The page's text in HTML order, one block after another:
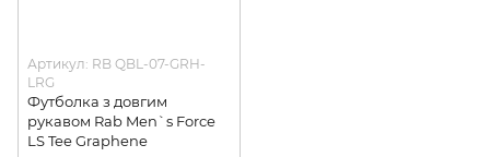
Артикул: RB QBL-07-GRH-
LRG
Футболка з довгим
рукавом Rab Men`s Force
LS Tee Graphene